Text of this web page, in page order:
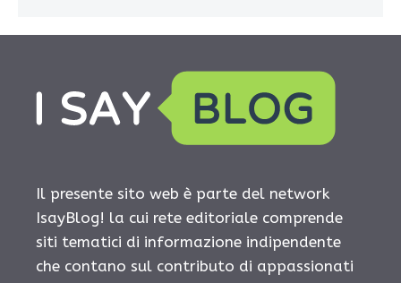
Il presente sito web è parte del network
IsayBlog! la cui rete editoriale comprende
siti tematici di informazione indipendente
che contano sul contributo di appassionati